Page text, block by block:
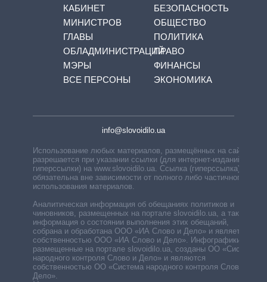
КАБИНЕТ
МИНИСТРОВ
ГЛАВЫ
ОБЛАДМИНИСТРАЦИЙ
МЭРЫ
ВСЕ ПЕРСОНЫ
БЕЗОПАСНОСТЬ
ОБЩЕСТВО
ПОЛИТИКА
ПРАВО
ФИНАНСЫ
ЭКОНОМИКА
info@slovoidilo.ua
Использование любых материалов, размещённых на сайте,
разрешается при указании ссылки (для интернет-изданий —
гиперссылки) на www.slovoidilo.ua. Ссылка (гиперссылка)
обязательна вне зависимости от полного либо частичного
использования материалов.
Аналитическая информация об обещаниях политиков и
чиновников, размещенных на портале slovoidilo.ua, а также
информация о состоянии выполнения этих обещаний,
собрана и обработана ООО «ИА Слово и Дело» и является
собственностью ООО «ИА Слово и Дело». Инфографики,
размещенные на портале slovoidilo.ua, созданы ОО «Система
народного контроля Слово и Дело» и являются
собственностью ОО «Система народного контроля Слово и
Дело».